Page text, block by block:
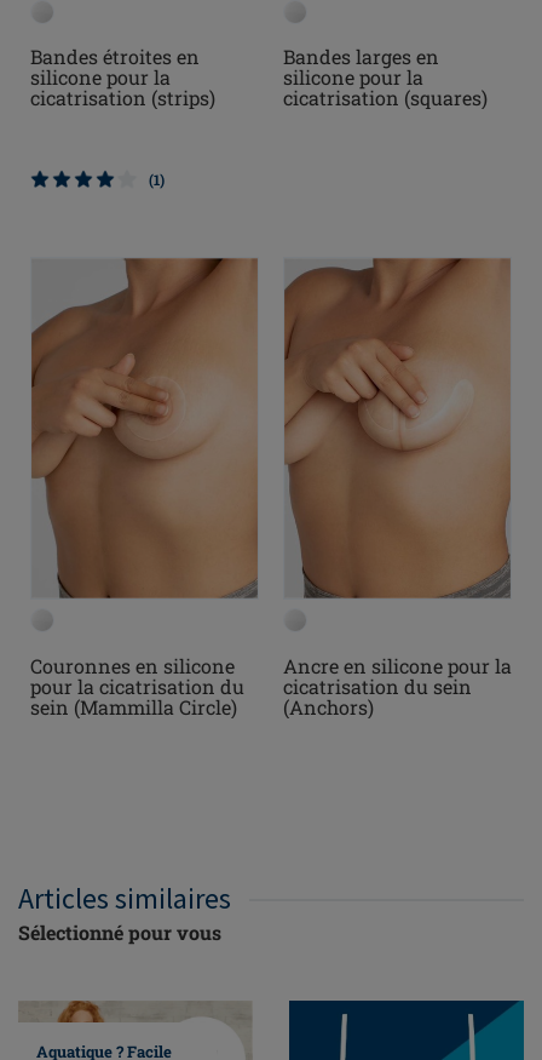
Bandes étroites en
silicone pour la
cicatrisation (strips)
(1)
Bandes larges en
silicone pour la
cicatrisation (squares)
Couronnes en silicone
pour la cicatrisation du
sein (Mammilla Circle)
Ancre en silicone pour la
cicatrisation du sein
(Anchors)
Articles similaires
Sélectionné pour vous
Aquatique ? Facile